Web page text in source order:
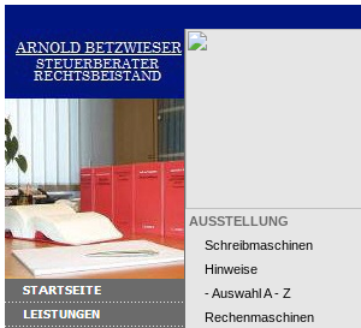
AUSSTELLUNG
Schreibmaschinen
Hinweise
- Auswahl A - Z
Rechenmaschinen